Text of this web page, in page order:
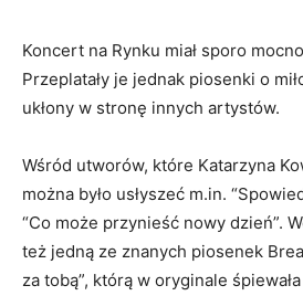
Koncert na Rynku miał sporo
Przeplatały je jednak piosenki o
ukłony w stronę innych artystów.
Wśród utworów, które Katarzyna
można było usłyszeć m.in.
“Co może przynieść nowy dzień”.
też jedną ze znanych piosenek
za tobą”, którą w oryginale